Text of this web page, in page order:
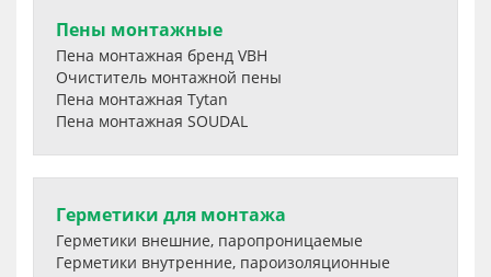
Пены монтажные
Пена монтажная бренд VBH
Очиститель монтажной пены
Пена монтажная Tytan
Пена монтажная SOUDAL
Герметики для монтажа
Герметики внешние, паропроницаемые
Герметики внутренние, пароизоляционные